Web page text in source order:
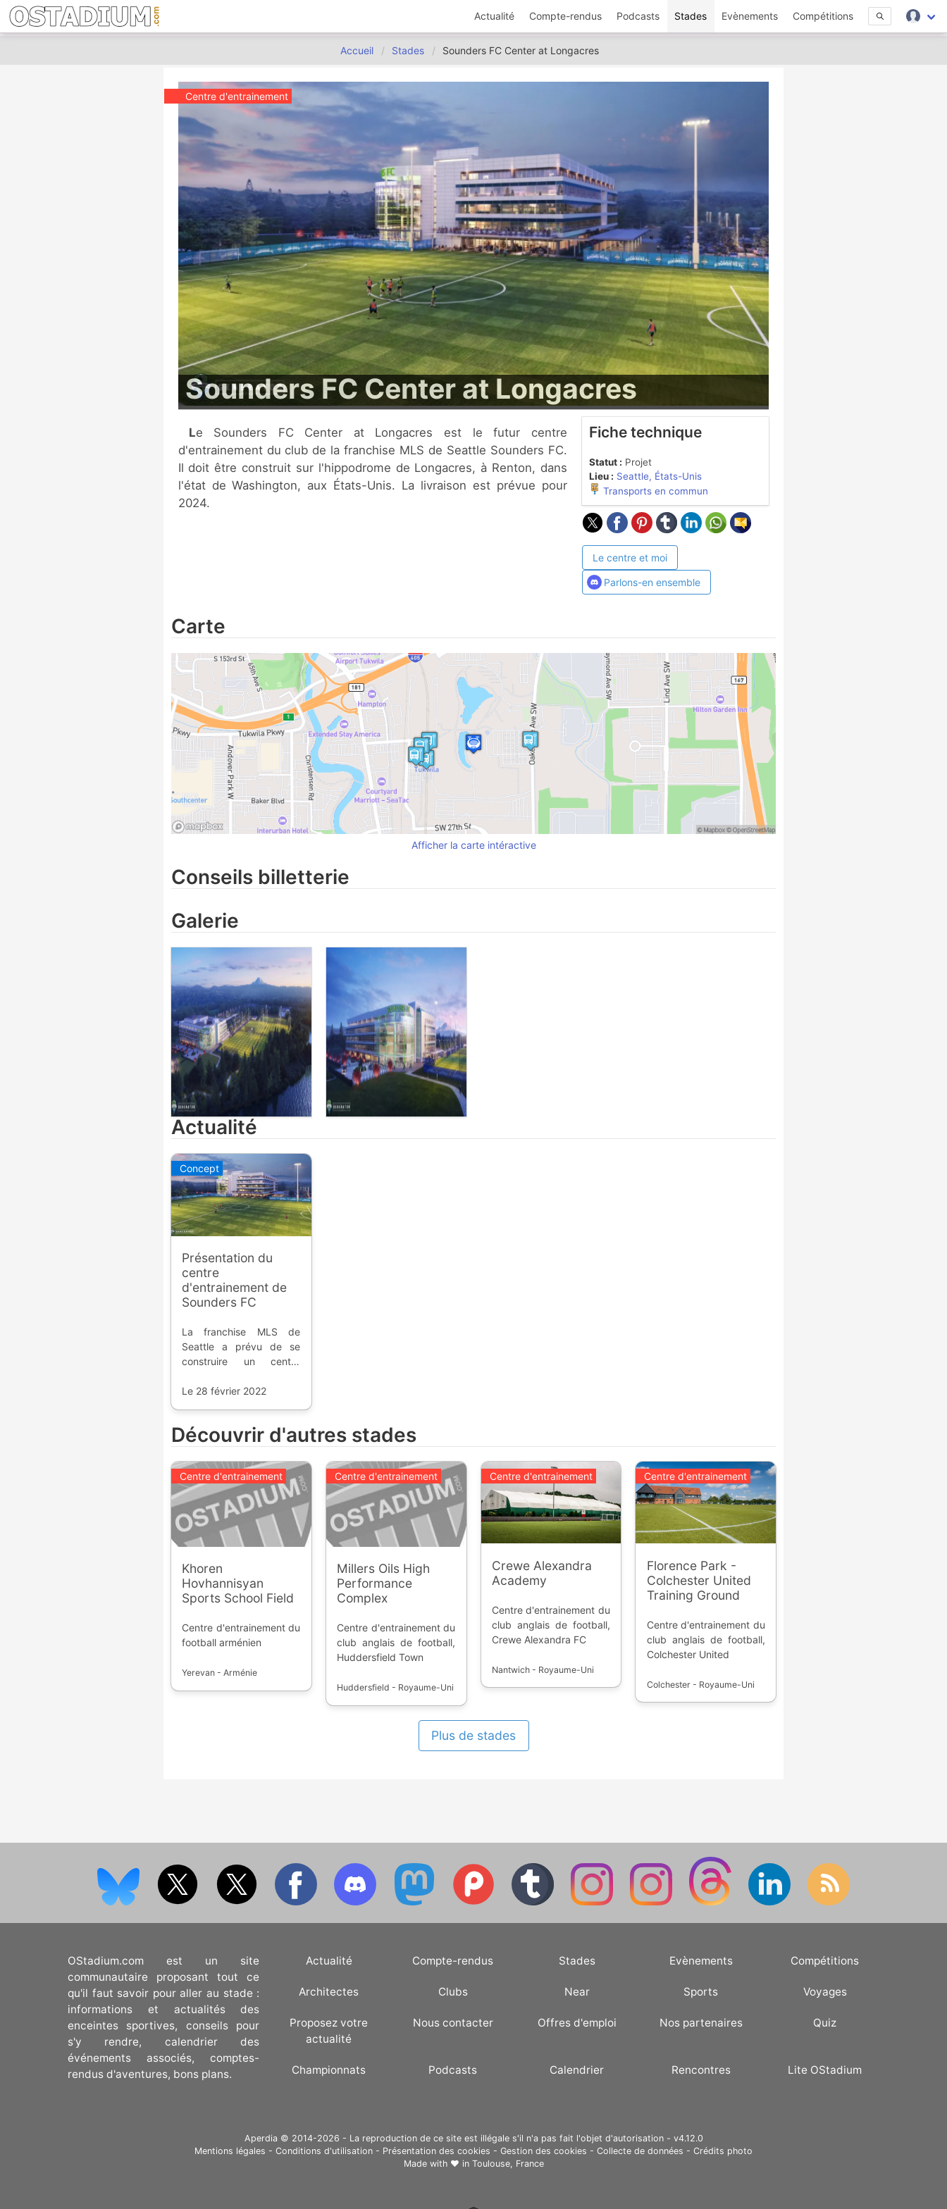
Actualité Compte-rendus Podcasts Stades Evènements Compétitions
Accueil Stades Sounders FC Center at Longacres
Centre d'entrainement
Sounders FC Center at Longacres
Le Sounders FC Center at Longacres est le futur centre
d'entrainement du club de la franchise MLS de Seattle Sounders FC.
Il doit être construit sur l'hippodrome de Longacres, à Renton, dans
l'état de Washington, aux États-Unis. La livraison est prévue pour
2024.
Fiche technique
Statut : Projet
Lieu : Seattle, États-Unis
Transports en commun
Le centre et moi
Parlons-en ensemble
Carte
Afficher la carte intéractive
Conseils billetterie
Galerie
Actualité
Concept
Présentation du
centre
d'entrainement de
Sounders FC
La franchise MLS de
Seattle a prévu de se
construire un centre
sur un ancien
Le 28 février 2022
Découvrir d'autres stades
Centre d'entrainement
Khoren
Hovhannisyan
Sports School Field
Centre d'entrainement du
football arménien
Yerevan - Arménie
Centre d'entrainement
Millers Oils High
Performance
Complex
Centre d'entrainement du
club anglais de football,
Huddersfield Town
Huddersfield - Royaume-Uni
Centre d'entrainement
Crewe Alexandra
Academy
Centre d'entrainement du
club anglais de football,
Crewe Alexandra FC
Nantwich - Royaume-Uni
Centre d'entrainement
Florence Park -
Colchester United
Training Ground
Centre d'entrainement du
club anglais de football,
Colchester United
Colchester - Royaume-Uni
Plus de stades
OStadium.com est un site
communautaire proposant tout ce
qu'il faut savoir pour aller au stade :
informations et actualités des
enceintes sportives, conseils pour
s'y rendre, calendrier des
événements associés, comptes-
rendus d'aventures, bons plans.
Actualité Compte-rendus Stades Evènements Compétitions
Architectes Clubs Near Sports Voyages
Proposez votre
actualité
Nous contacter Offres d'emploi Nos partenaires Quiz
Championnats Podcasts Calendrier Rencontres Lite OStadium
Aperdia © 2014-2026 - La reproduction de ce site est illégale s'il n'a pas fait l'objet d'autorisation - v4.12.0
Mentions légales - Conditions d'utilisation - Présentation des cookies - Gestion des cookies - Collecte de données - Crédits photo
Made with ❤ in Toulouse, France